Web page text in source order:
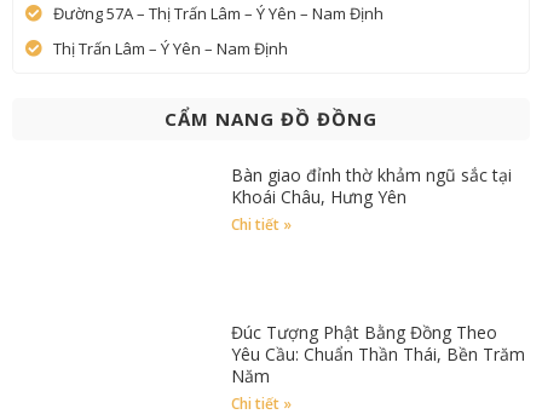
Đường 57A – Thị Trấn Lâm – Ý Yên – Nam Định
Thị Trấn Lâm – Ý Yên – Nam Định
CẨM NANG ĐỒ ĐỒNG
Bàn giao đỉnh thờ khảm ngũ sắc tại
Khoái Châu, Hưng Yên
Chi tiết »
Đúc Tượng Phật Bằng Đồng Theo
Yêu Cầu: Chuẩn Thần Thái, Bền Trăm
Năm
Chi tiết »